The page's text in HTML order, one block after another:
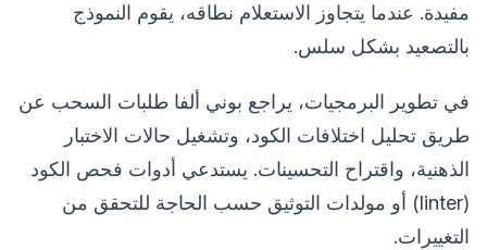
مفيدة. عندما يتجاوز الاستعلام نطاقه، يقوم النموذج
بالتصعيد بشكل سلس.
في تطوير البرمجيات، يراجع بوني ألفا طلبات السحب عن
طريق تحليل اختلافات الكود، وتشغيل حالات الاختبار
الذهنية، واقتراح التحسينات. يستدعي أدوات فحص الكود
(linter) أو مولدات التوثيق حسب الحاجة للتحقق من
التغييرات.